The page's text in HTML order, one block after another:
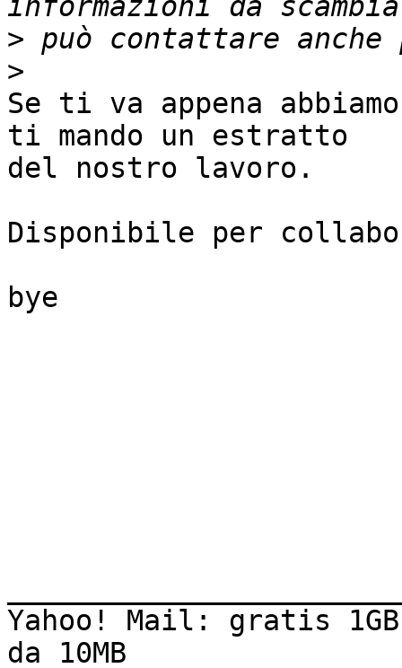
>
>
Se ti va appena
ti mando un estratto
del nostro lavoro.
Disponibile per
bye
Yahoo! Mail: gratis